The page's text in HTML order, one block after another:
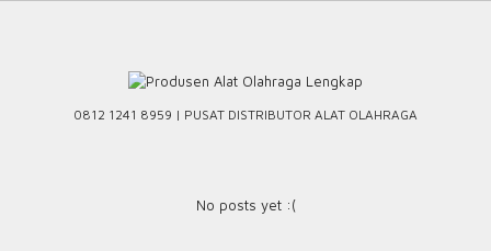
0812 1241 8959 | PUSAT DISTRIBUTOR ALAT OLAHRAGA
No posts yet :(